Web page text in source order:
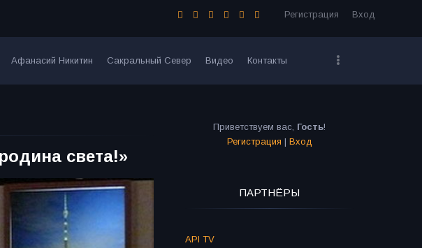
Регистрация Вход
Афанасий Никитин Сакральный Север Видео Контакты
света!»
Приветствуем вас, Гость!
Регистрация | Вход
ПАРТНЁРЫ
API TV